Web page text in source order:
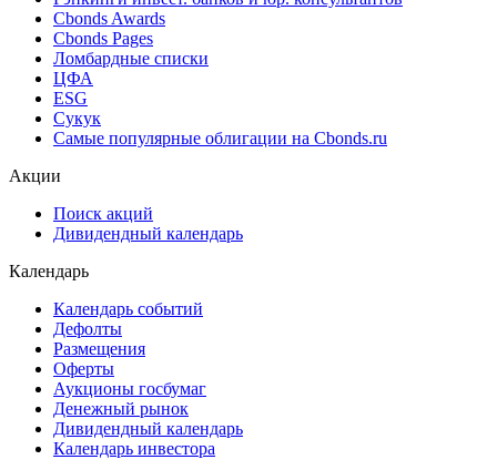
Cbonds Awards
Cbonds Pages
Ломбардные списки
ЦФА
ESG
Сукук
Самые популярные облигации на Cbonds.ru
Акции
Поиск акций
Дивидендный календарь
Календарь
Календарь событий
Дефолты
Размещения
Оферты
Аукционы госбумаг
Денежный рынок
Дивидендный календарь
Календарь инвестора